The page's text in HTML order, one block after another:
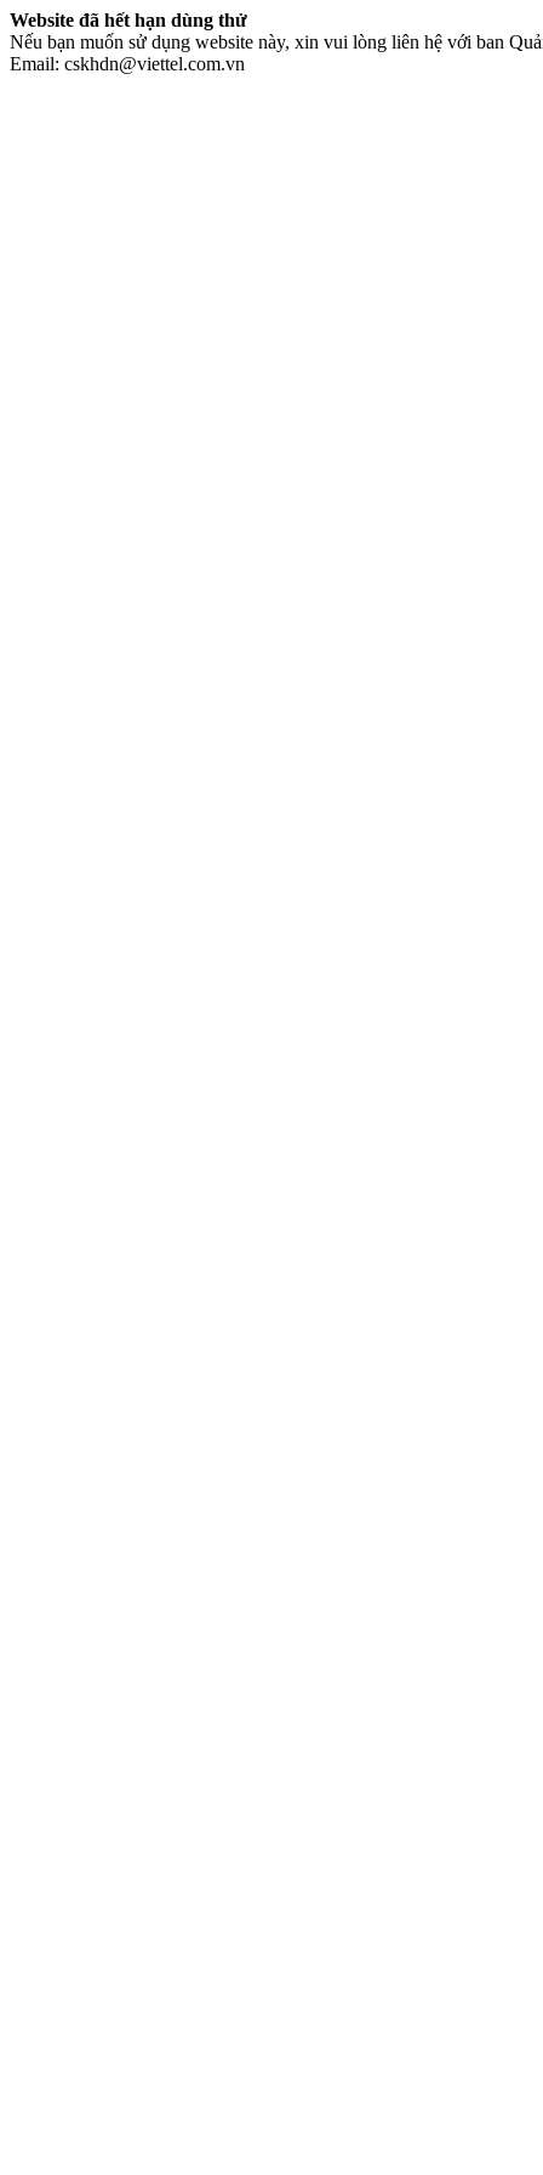
Website đã hết hạn dùng thử
Nếu bạn muốn sử dụng website này, xin vui lòng liên hệ với ban
Email: cskhdn@viettel.com.vn